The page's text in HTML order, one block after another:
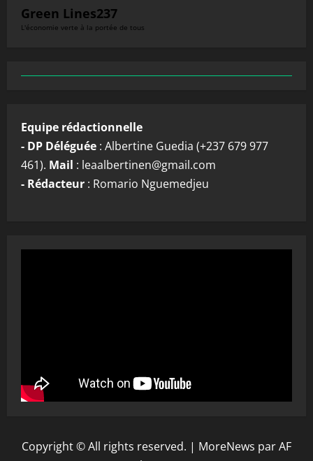
Green Lines237
L'économie verte à la portée de tous
Equipe rédactionnelle
- DP Déléguée : Albertine Guedia (+237 679 977
461). Mail : leaalbertinen@gmail.com
- Rédacteur : Romario Nguemedjeu
Copyright © All rights reserved. | MoreNews par AF